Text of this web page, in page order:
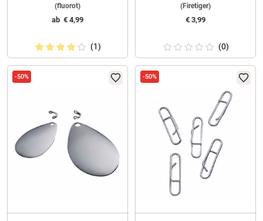
(fluorot)
ab € 4,99
(1)
(Firetiger)
€ 3,99
(0)
-50% -50%